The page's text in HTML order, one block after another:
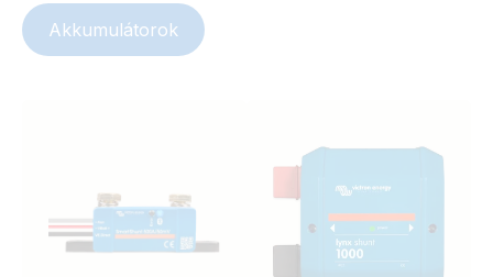
ólom-karbon, távközlési akkumulátorok, és
akkumulátor-kiegyenlítők is megtalálhatók.
Akkumulátorok